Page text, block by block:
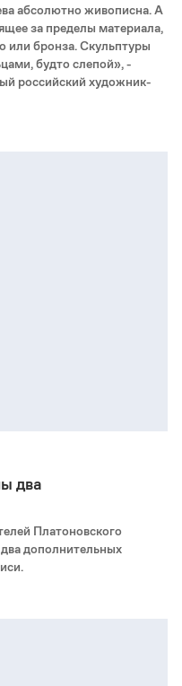
абсолютно живописна. А
за пределы материала,
или бронза. Скульптуры
будто слепой», -
российский художник-
два
Платоновского
дополнительных